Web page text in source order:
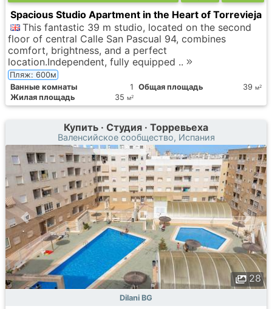
Spacious Studio Apartment in the Heart of Torrevieja
This fantastic 39 m studio, located on the second
floor of central Calle San Pascual 94, combines
comfort, brightness, and a perfect
location.Independent, fully equipped ..
Пляж: 600м
Ванные комнаты
1 Общая площадь 39 м2
Жилая площадь 35 м2
Купить · Студия · Торревьеха
Валенсийское сообщество, Испания
28
Dilani BG